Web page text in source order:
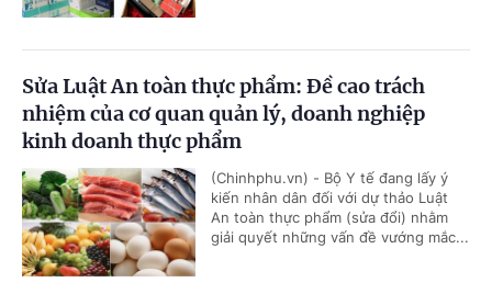
Sửa Luật An toàn thực phẩm: Đề cao trách
nhiệm của cơ quan quản lý, doanh nghiệp
kinh doanh thực phẩm
(Chinhphu.vn) - Bộ Y tế đang lấy ý
kiến nhân dân đối với dự thảo Luật
An toàn thực phẩm (sửa đổi) nhằm
giải quyết những vấn đề vướng mắc...